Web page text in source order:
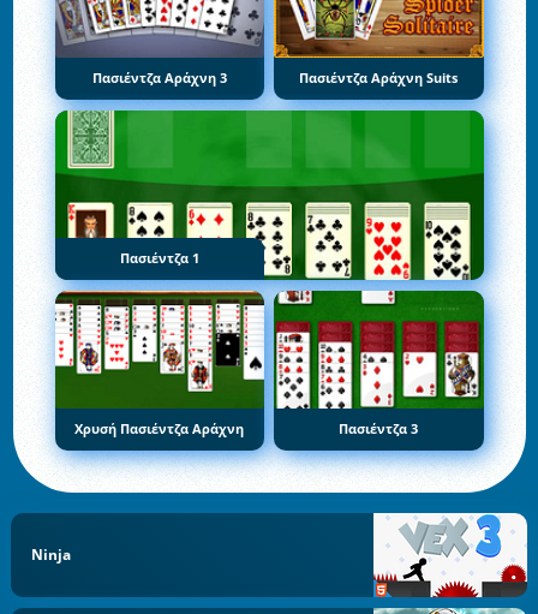
Πασιέντζα Αράχνη 3 Πασιέντζα Αράχνη Suits
Πασιέντζα 1
Χρυσή Πασιέντζα Αράχνη Πασιέντζα 3
Ninja